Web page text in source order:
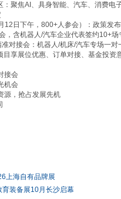
聚焦AI、具身智能、汽车、消费电
12日下午，800+人参会）：政策发
，含机器人/汽车企业代表签约10+
对接会：机器人/机床/汽车专场一
享展位优惠、订单对接、基金投资
接会
机会
源，抢占发展先机
上海自有品牌展
装备展10月长沙启幕